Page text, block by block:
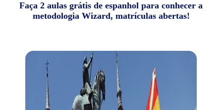
Faça 2 aulas grátis de espanhol para conhecer a
metodologia Wizard, matrículas abertas!